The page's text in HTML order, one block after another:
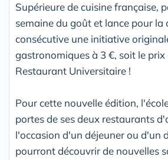
Supérieure de cuisine française,
semaine du goût et lance pour la
consécutive une initiative
gastronomiques à 3 €, soit le
Restaurant Universitaire !
Pour cette nouvelle édition,
portes de ses deux restaurants
l'occasion d'un déjeuner ou d'un
pourront découvrir de nouvelles